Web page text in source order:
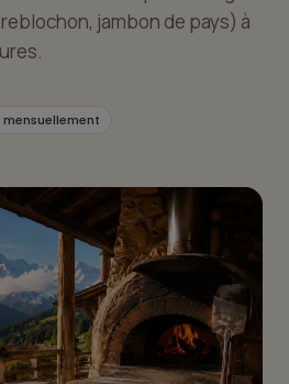
jambon de pays) à
mensuellement